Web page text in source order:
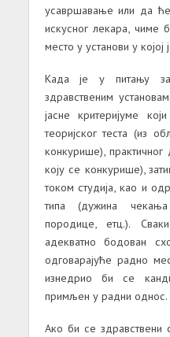
усавршавање или да
искусног лекара, чиме
место у установи у
Када је у питању
здравственим
јасне критеријуме
теоријског теста (из
конкурише),
коју се конкурише),
током студија, као и
типа (дужина
породице, етц.).
адекватно бодован
одговарајуће радно
изнедрио би се
примљен у радни однос.
Ако би се здравствени